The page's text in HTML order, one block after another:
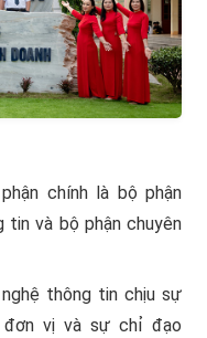
chính là bộ phận
tin và bộ phận chuyên
thông tin chịu sự
vị và sự chỉ đạo